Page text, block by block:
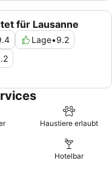
für Lausanne
Lage•9.2
Haustiere erlaubt
Hotelbar